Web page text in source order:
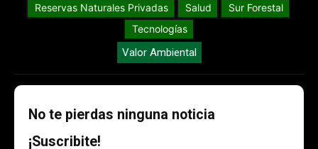
Reservas Naturales Privadas
Salud
Sur Forestal
Tecnologías
Valor Ambiental
No te pierdas ninguna noticia
¡Suscribite!